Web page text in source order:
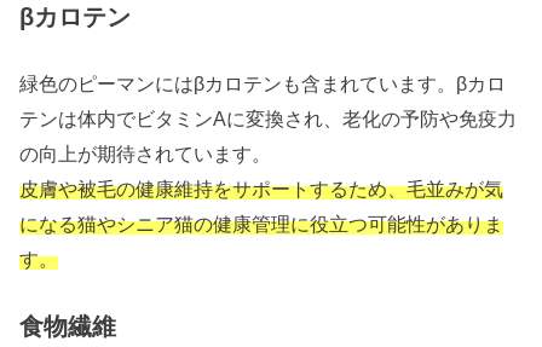
βカロテン
緑色のピーマンにはβカロテンも含まれています。βカロ
テンは体内でビタミンAに変換され、老化の予防や免疫力
の向上が期待されています。
皮膚や被毛の健康維持をサポートするため、毛並みが気
になる猫やシニア猫の健康管理に役立つ可能性がありま
す。
食物繊維